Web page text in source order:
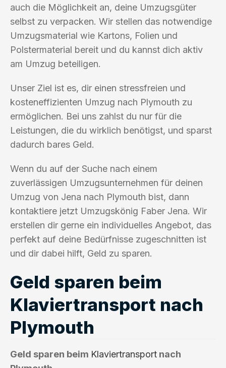
auch die Möglichkeit an, deine Umzugsgüter
selbst zu verpacken. Wir stellen das notwendige
Umzugsmaterial wie Kartons, Folien und
Polstermaterial bereit und du kannst dich aktiv
am Umzug beteiligen.
Unser Ziel ist es, dir einen stressfreien und
kosteneffizienten Umzug nach Plymouth zu
ermöglichen. Bei uns zahlst du nur für die
Leistungen, die du wirklich benötigst, und sparst
dadurch bares Geld.
Wenn du auf der Suche nach einem
zuverlässigen Umzugsunternehmen für deinen
Umzug von Jena nach Plymouth bist, dann
kontaktiere jetzt Umzugskönig Faber Jena. Wir
erstellen dir gerne ein individuelles Angebot, das
perfekt auf deine Bedürfnisse zugeschnitten ist
und dir dabei hilft, Geld zu sparen.
Geld sparen beim
Klaviertransport nach
Plymouth
Geld sparen beim Klaviertransport nach